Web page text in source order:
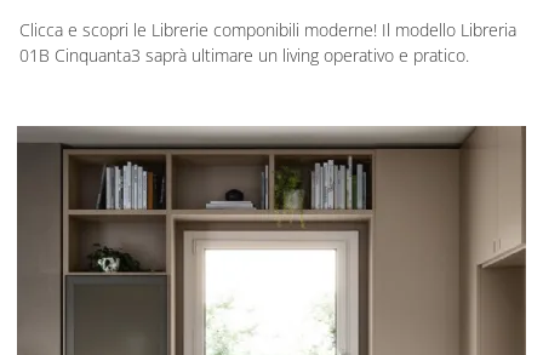
Clicca e scopri le Librerie componibili moderne! Il modello Libreria
01B Cinquanta3 saprà ultimare un living operativo e pratico.